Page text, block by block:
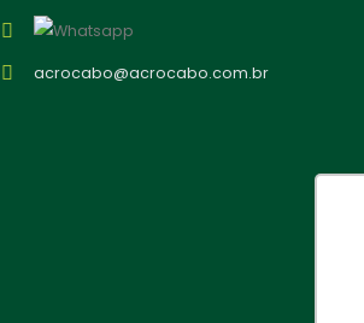
acrocabo@acrocabo.com.br